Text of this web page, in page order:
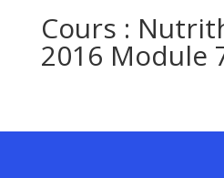
Cours :
2016 Module